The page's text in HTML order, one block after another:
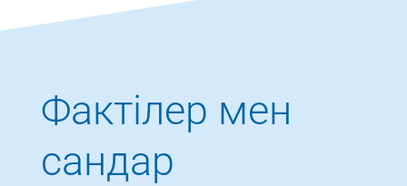
Фактілер мен
сандар